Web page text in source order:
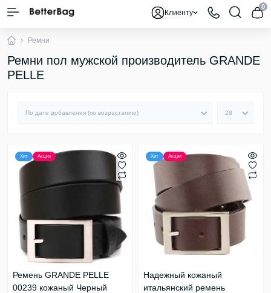
Клиенту
0
Ремни
Ремни пол мужской производитель GRANDE
PELLE
Хит Акция
Ремень GRANDE PELLE
00239 кожаный Черный
Хит Акция
Надежный кожаный
итальянский ремень